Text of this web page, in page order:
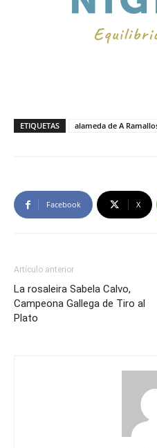
ETIQUETAS alameda de A
Facebook X
Artículo anterior
La rosaleira Sabela Calvo,
Campeona Gallega de Tiro al
Plato